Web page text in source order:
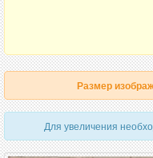
Размер
Для увеличения